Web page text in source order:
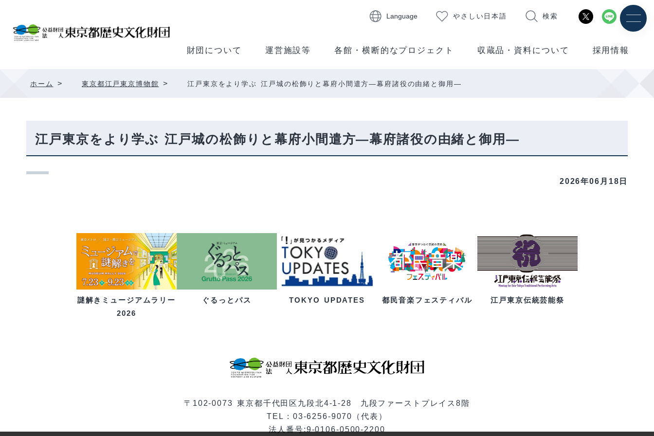
Language やさしい日本語 検索
財団について 運営施設等 各館・横断的なプロジェクト 収蔵品・資料について 採用情報
ホーム > 東京都江戸東京博物館 > 江戸東京をより学ぶ 江戸城の松飾りと幕府小間遣方―幕府諸役の由緒と御用―
江戸東京をより学ぶ 江戸城の松飾りと幕府小間遣方―幕府諸役の由緒と御用―
2026年06月18日
謎解きミュージアムラリー
2026
ぐるっとパス TOKYO UPDATES 都民音楽フェスティバル 江戸東京伝統芸能祭
〒102-0073 東京都千代田区九段北4-1-28 九段ファーストプレイス8階
TEL：03-6256-9070（代表）
法人番号:9-0106-0500-2200